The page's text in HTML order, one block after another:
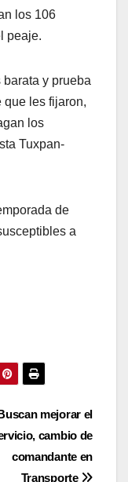
los 106
peaje.
y prueba
que les fijaron,
los
Tuxpan-
de
a
mejorar el
cambio de
comandante en
Transporte